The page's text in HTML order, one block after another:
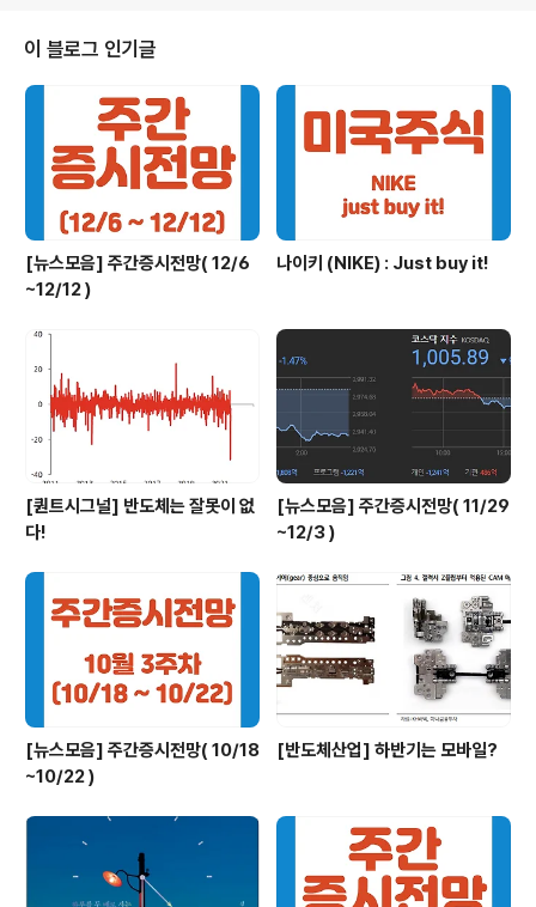
지수, 고용 지표 등 주요 경제지표가 주 후반에 발표될 예
정. 잭 슨홀 미팅이 종료되고 9월말에 FOMC를 앞두고 있
는만큼, 테이퍼링 스케쥴을 가늠할 수 있다는 점에서 이번
고용지표 발표는 특히 중요할 예정. 현재 ISM 제조업지수
는 지난 달 59.5에서 59.0로, I..
이 블로그 인기글
[뉴스모음] 주간증시전망( 12/6
~12/12 )
나이키 (NIKE) : Just buy it!
[퀀트시그널] 반도체는 잘못이 없
다!
[뉴스모음] 주간증시전망( 11/29
~12/3 )
[뉴스모음] 주간증시전망( 10/18
~10/22 )
[반도체산업] 하반기는 모바일?